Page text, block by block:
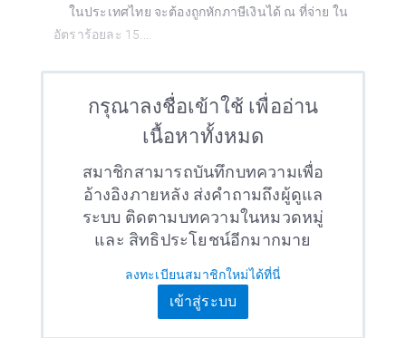
ในประเทศไทย จะต้องถูกหักภาษีเงินได้ ณ ที่จ่าย ใน
อัตราร้อยละ 15....
กรุณาลงชื่อเข้าใช้ เพื่ออ่าน
เนื้อหาทั้งหมด
สมาชิกสามารถบันทึกบทความเพื่อ
อ้างอิงภายหลัง ส่งคำถามถึงผู้ดูแล
ระบบ ติดตามบทความในหมวดหมู่
และ สิทธิประโยชน์อีกมากมาย
ลงทะเบียนสมาชิกใหม่ได้ที่นี่
เข้าสู่ระบบ